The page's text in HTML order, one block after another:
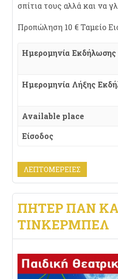
σπίτια τους αλλά και να
Προπώληση 10 € Ταμείο
Ημερομηνία Εκδήλωσης
Ημερομηνία Λήξης
Available place
Είσοδος
ΛΕΠΤΟΜΈΡΕΙΕΣ
ΠΗΤΕΡ ΠΑΝ
ΤΙΝΚΕΡΜΠΕΛ